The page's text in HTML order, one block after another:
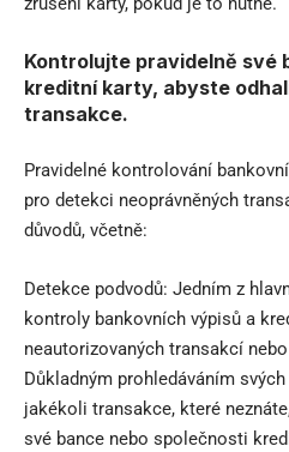
Kontrolujte pravidelně své
kreditní karty, abyste
transakce.
Pravidelné kontrolování
pro detekci neoprávněných
důvodů, včetně:
Detekce podvodů: Jedním z
kontroly bankovních výpisů a
neautorizovaných transakcí
Důkladným prohledáváním
jakékoli transakce, které
své bance nebo společnosti